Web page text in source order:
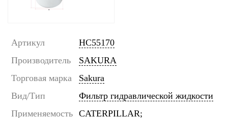
Артикул
HC55170
Производитель
SAKURA
Торговая марка
Sakura
Вид/Тип
Фильтр гидравлической жидкости
Применяемость CATERPILLAR;